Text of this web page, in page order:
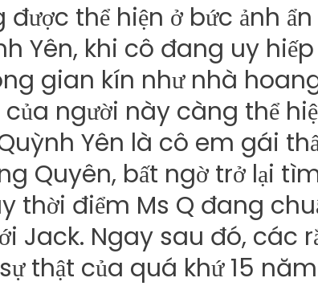
thể hiện ở bức ảnh
Yên, khi cô đang uy
gian kín như nhà
của người này càng thể
Yên là cô em gái
Quyên, bất ngờ trở lại
thời điểm Ms Q đang
Jack. Ngay sau đó, các
thật của quá khứ 15